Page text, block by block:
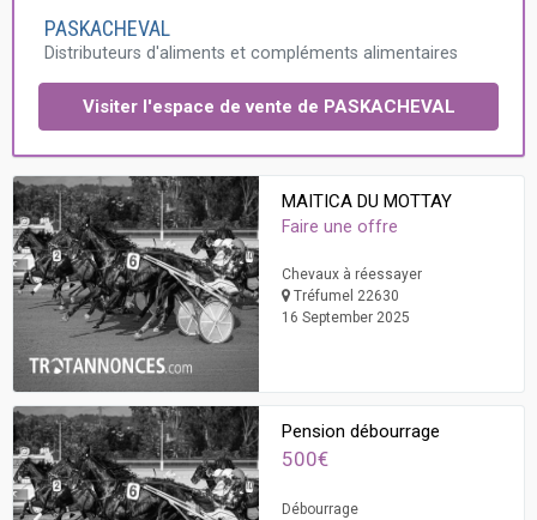
PASKACHEVAL
Distributeurs d'aliments et compléments alimentaires
Visiter l'espace de vente de PASKACHEVAL
MAITICA DU MOTTAY
Faire une offre
Chevaux à réessayer
Tréfumel 22630
16 September 2025
Pension débourrage
500€
Débourrage